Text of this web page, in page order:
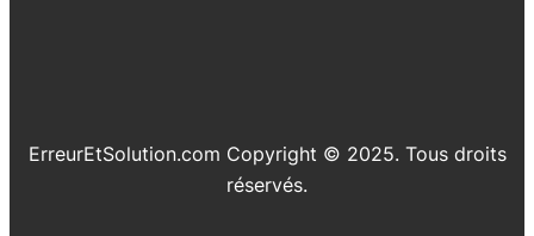
ErreurEtSolution.com Copyright © 2025. Tous droits
réservés.